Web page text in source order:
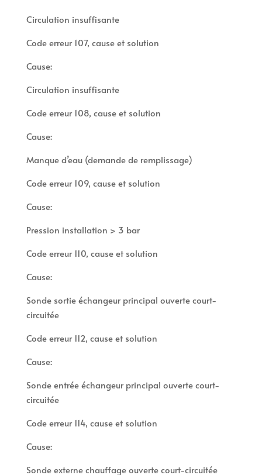
Circulation insuffisante
Code erreur 107, cause et solution
Cause:
Circulation insuffisante
Code erreur 108, cause et solution
Cause:
Manque d’eau (demande de remplissage)
Code erreur 109, cause et solution
Cause:
Pression installation > 3 bar
Code erreur 110, cause et solution
Cause:
Sonde sortie échangeur principal ouverte court-
circuitée
Code erreur 112, cause et solution
Cause:
Sonde entrée échangeur principal ouverte court-
circuitée
Code erreur 114, cause et solution
Cause:
Sonde externe chauffage ouverte court-circuitée